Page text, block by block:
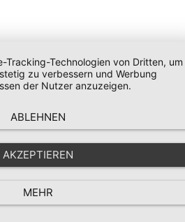
Tracking-Technologien von Dritten, um
zu verbessern und Werbung
der Nutzer anzuzeigen.
ABLEHNEN
AKZEPTIEREN
MEHR